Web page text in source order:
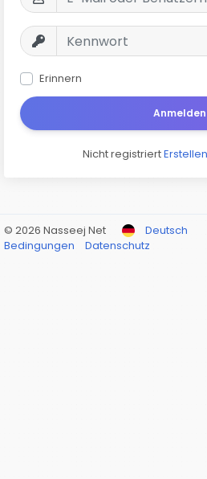
Erinnern
Anmelden
Nicht registriert
© 2026 Nasseej Net
Deutsch
Bedingungen
Datenschutz